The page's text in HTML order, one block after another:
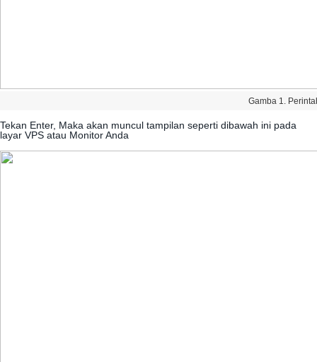
Gamba 1
Tekan Enter, Maka akan muncul tampilan seperti dibawah ini pada
layar VPS atau MonitorAnda